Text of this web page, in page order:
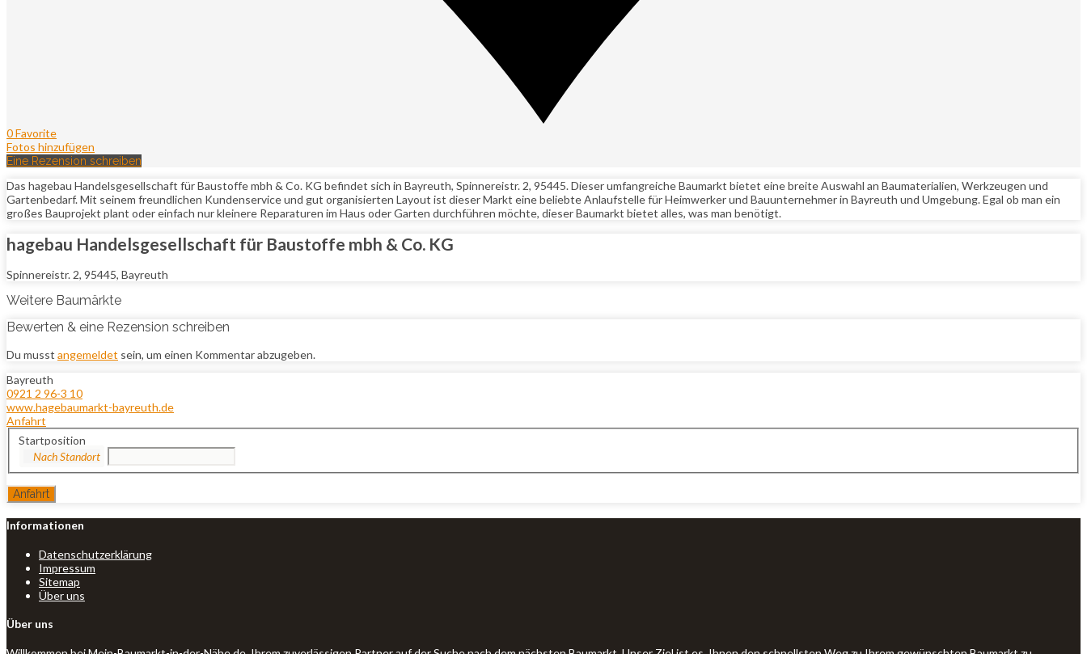
0 Favorite
Fotos hinzufügen
Eine Rezension schreiben
Das hagebau Handelsgesellschaft für Baustoffe mbh & Co. KG befindet sich in Bayreuth, Spinnereistr. 2, 95445. Dieser umfangreiche Baumarkt bietet eine breite Auswahl an Baumaterialien, Werkzeugen und
Gartenbedarf. Mit seinem freundlichen Kundenservice und gut organisierten Layout ist dieser Markt eine beliebte Anlaufstelle für Heimwerker und Bauunternehmer in Bayreuth und Umgebung. Egal ob man ein
großes Bauprojekt plant oder einfach nur kleinere Reparaturen im Haus oder Garten durchführen möchte, dieser Baumarkt bietet alles, was man benötigt.
hagebau Handelsgesellschaft für Baustoffe mbh & Co. KG
Spinnereistr. 2, 95445, Bayreuth
Weitere Baumärkte
Bewerten & eine Rezension schreiben
Du musst angemeldet sein, um einen Kommentar abzugeben.
Bayreuth
0921 2 96-3 10
www.hagebaumarkt-bayreuth.de
Anfahrt
Startposition
Informationen
Datenschutzerklärung
Impressum
Sitemap
Über uns
Über uns